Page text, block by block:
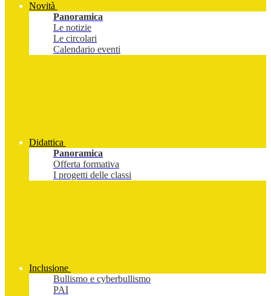
Novità
Panoramica
Le notizie
Le circolari
Calendario eventi
Didattica
Panoramica
Offerta formativa
I progetti delle classi
Inclusione
Bullismo e cyberbullismo
PAI